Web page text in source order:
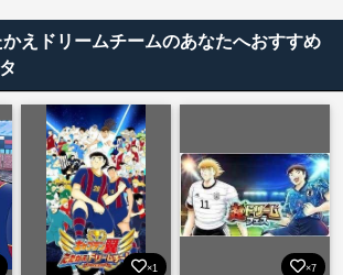
えドリームチームのあなたへおすすめ
×1 ×7